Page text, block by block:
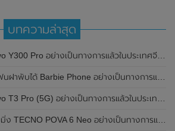
บทความล่าสุด
นประเทศจีน มาพร้อมดีไซน์พรีเมี่ยม ทนทาน และแบตเตอรี่สุดอึดขนาดใหญ่ 6,500mAh พร้อมรองรับการชาร์จไว 80W
Barbie Phone อย่างเป็นทางการแล้ว มาพร้อมธีมสีชมพูสดใส
Pro (5G) อย่างเป็นทางการแล้วในประเทศอินเดีย
6 Neo อย่างเป็นทางการแล้วในประเทศไทย ในราคา 8,499 บาท